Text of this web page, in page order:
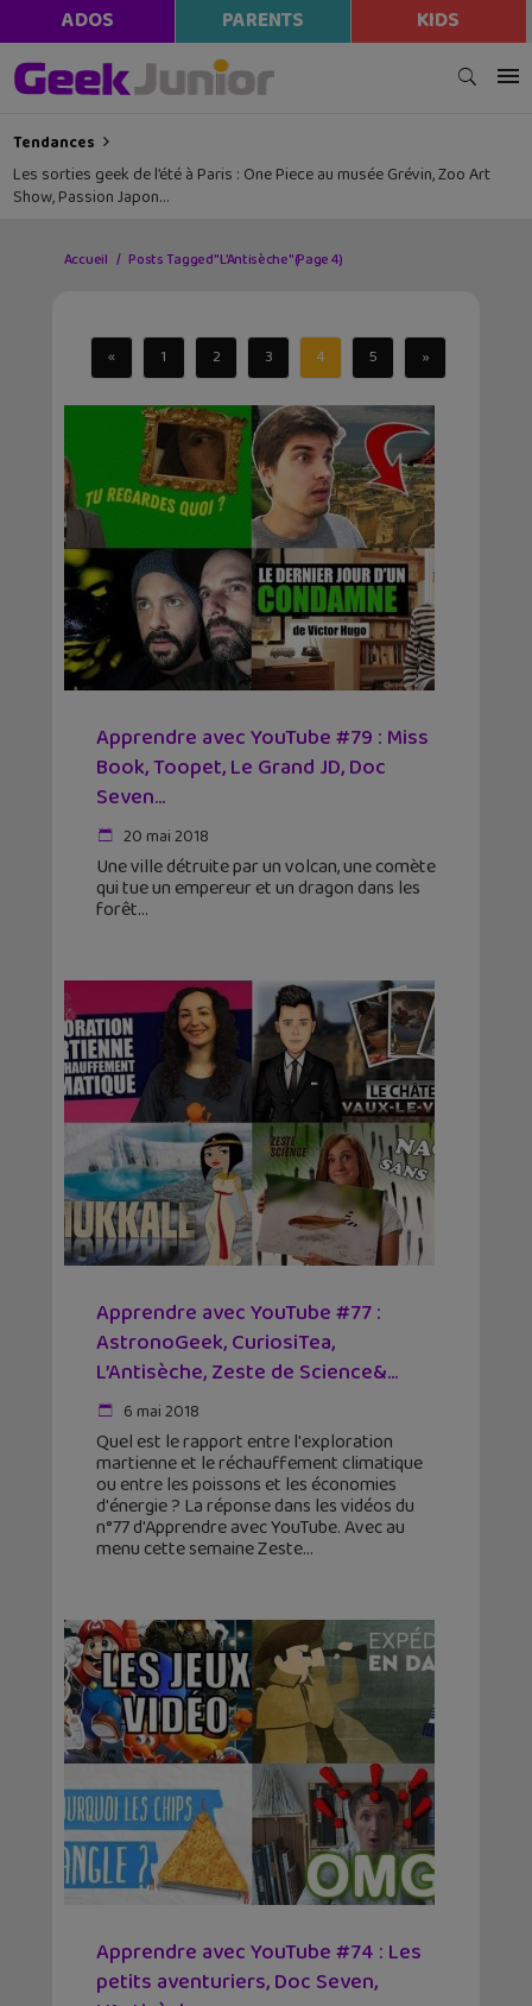
ADOS PARENTS KIDS
Tendances
Les sorties geek de l’été à Paris : One Piece au musée Grévin, Zoo Art
Show, Passion Japon…
Accueil Posts Tagged "L’Antisèche"(Page 4)
« 1 2 3 4 5 »
Apprendre avec YouTube #79 : Miss
Book, Toopet, Le Grand JD, Doc
Seven…
20 mai 2018
Une ville détruite par un volcan, une comète
qui tue un empereur et un dragon dans les
forêt
Apprendre avec YouTube #77 :
AstronoGeek, CuriosiTea,
L’Antisèche, Zeste de Science&...
6 mai 2018
Quel est le rapport entre l'exploration
martienne et le réchauffement climatique
ou entre les poissons et les économies
d'énergie ? La réponse dans les vidéos du
n°77 d'Apprendre avec YouTube. Avec au
menu cette semaine Zeste
Apprendre avec YouTube #74 : Les
petits aventuriers, Doc Seven,